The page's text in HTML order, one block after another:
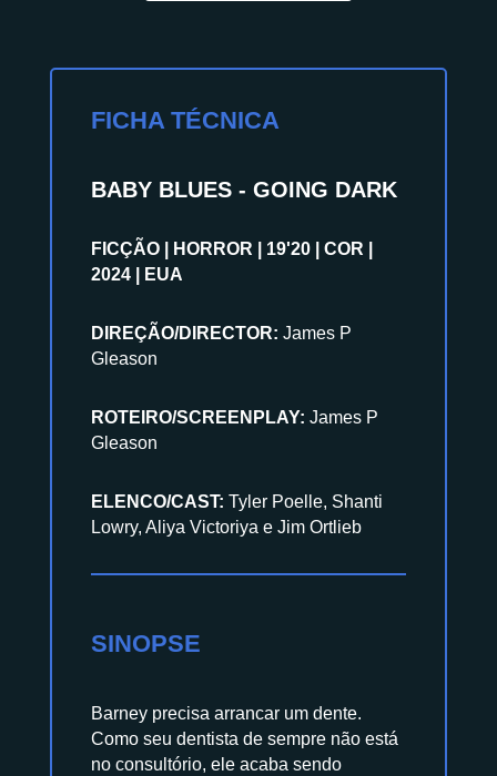
FICHA TÉCNICA
BABY BLUES - GOING DARK
FICÇÃO | HORROR | 19'20 | COR |
2024 | EUA
DIREÇÃO/DIRECTOR: James P
Gleason
ROTEIRO/SCREENPLAY: James P
Gleason
ELENCO/CAST: Tyler Poelle, Shanti
Lowry, Aliya Victoriya e Jim Ortlieb
SINOPSE
Barney precisa arrancar um dente.
Como seu dentista de sempre não está
no consultório, ele acaba sendo